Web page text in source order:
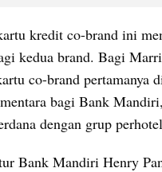
kredit co-brand ini
kedua brand. Bagi
co-brand pertamanya
bagi Bank
dengan grup
Bank Mandiri Henry